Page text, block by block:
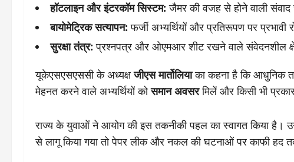
हॉटलाइन और इंटरकॉम सिस्टम: जैमर की वजह से होने वाली
बायोमेट्रिक सत्यापन: फर्जी अभ्यर्थियों और प्रतिरूपण पर प्रभावी
सुरक्षा तंत्र: प्रश्नपत्र और ओएमआर शीट रखने वाले संवेदनशील
यूकेएसएसएससी के अध्यक्षजीएस मार्तोलियाका कहना है कि आधुनिक
मेहनत करने वाले अभ्यर्थियों कोसमान अवसरमिलें और किसी भी
राज्य के युवाओं ने आयोग की इस तकनीकी पहल का स्वागत किया है।
से लागू किया गया तो पेपर लीक और नकल की घटनाओं पर काफी हद